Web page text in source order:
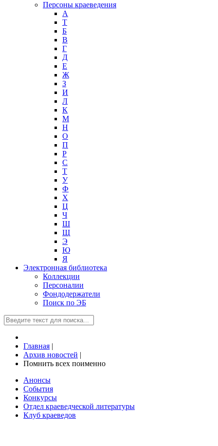
Персоны краеведения
А
T
Б
В
Г
Д
Е
Ж
З
И
Л
К
М
Н
О
П
Р
С
Т
У
Ф
Х
Ц
Ч
Ш
Щ
Э
Ю
Я
Электронная библиотека
Коллекции
Персоналии
Фондодержатели
Поиск по ЭБ
Главная |
Архив новостей |
Помнить всех поименно
Анонсы
События
Конкурсы
Отдел краеведческой литературы
Клуб краеведов